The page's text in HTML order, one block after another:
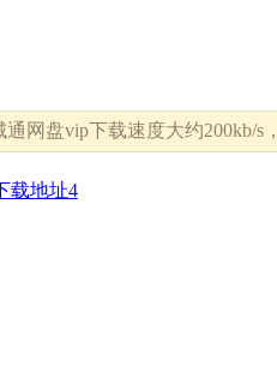
网盘vip下载速度大约200kb/
载地址4